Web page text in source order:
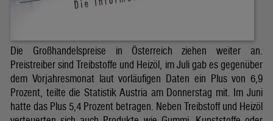
Die Großhandelspreise in Österreich ziehen weiter an.
Preistreiber sind Treibstoffe und Heizöl, im Juli gab es gegenüber
dem Vorjahresmonat laut vorläufigen Daten ein Plus von 6,9
Prozent, teilte die Statistik Austria am Donnerstag mit. Im Juni
hatte das Plus 5,4 Prozent betragen. Neben Treibstoff und Heizöl